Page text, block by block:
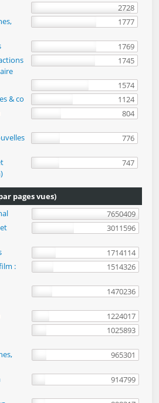
2728
1777
1769
1745
1574
& co
1124
804
776
747
pages vues)
7650409
3011596
1714114
:
1514326
1470236
1224017
1025893
965301
914799